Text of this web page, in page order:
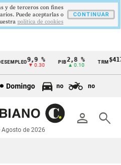
9,9 %
▼ 0.30
2,8 %
▲ 0.10
TRM
Domingo no no
person search
Agosto de 2026
y de terceros con fines
Puede aceptarlas o
politica de cookies
CONTINUAR